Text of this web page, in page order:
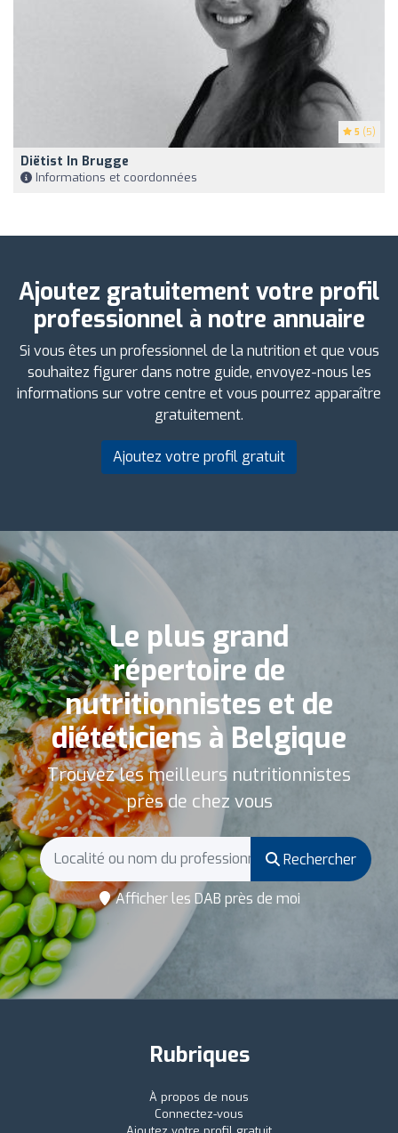
5 (5)
Diëtist In Brugge
Informations et coordonnées
Ajoutez gratuitement votre profil
professionnel à notre annuaire
Si vous êtes un professionnel de la nutrition et que vous
souhaitez figurer dans notre guide, envoyez-nous les
informations sur votre centre et vous pourrez apparaître
gratuitement.
Ajoutez votre profil gratuit
Le plus grand
répertoire de
nutritionnistes et de
diététiciens à Belgique
Trouvez les meilleurs nutritionnistes
près de chez vous
Rechercher
Afficher les DAB près de moi
Rubriques
À propos de nous
Connectez-vous